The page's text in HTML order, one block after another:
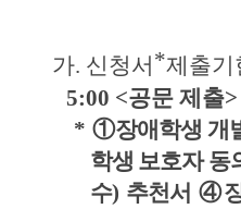
가. 신청서 *제출기
5:00 <공문 제출>
* ①장애학생 개
학생 보호자
수) 추천서 ④